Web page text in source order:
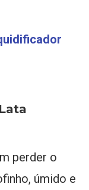
perder o
úmido e